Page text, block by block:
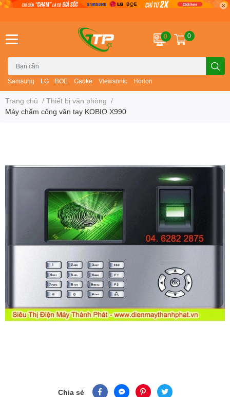
Samsung LG BOE Gaoke Viewsonic Horion
0 0
Trang chủ / Thiết bị văn phòng /
Máy chấm công vân tay KOBIO X990
Chia sẻ